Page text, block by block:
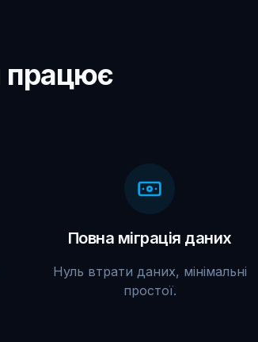
працює
Повна міграція даних
Нуль втрати даних, мінімальні
простої.